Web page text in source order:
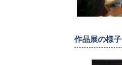
作品展の様子